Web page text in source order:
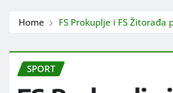
Home FS Prokuplje i FS Žitorađa
SPORT